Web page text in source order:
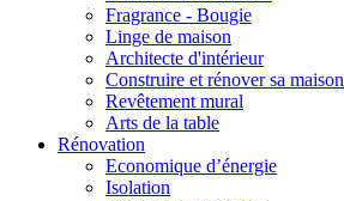
Fragrance - Bougie
Linge de maison
Architecte d'intérieur
Construire et rénover sa maison
Revêtement mural
Arts de la table
Rénovation
Economique d’énergie
Isolation